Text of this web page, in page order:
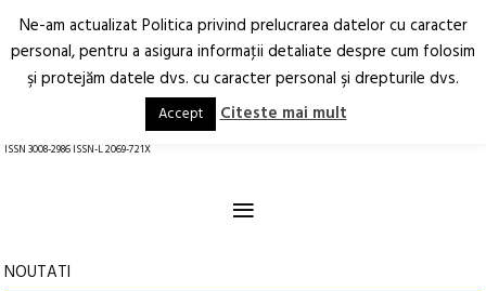
Arhitectură.
Oraș.
RO EN
ISSN 3008-2986 ISSN-L 2069-721X
≡
NOUTATI
Ne-am actualizat Politica privind prelucrarea datelor cu caracter
personal, pentru a asigura informaţii detaliate despre cum folosim
şi protejăm datele dvs. cu caracter personal şi drepturile dvs.
Accept Citeste mai mult